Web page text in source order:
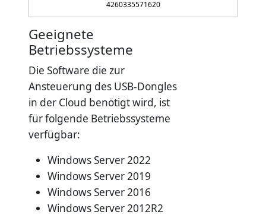
4260335571620
Geeignete
Betriebssysteme
Die Software die zur
Ansteuerung des USB-Dongles
in der Cloud benötigt wird, ist
für folgende Betriebssysteme
verfügbar:
Windows Server 2022
Windows Server 2019
Windows Server 2016
Windows Server 2012R2